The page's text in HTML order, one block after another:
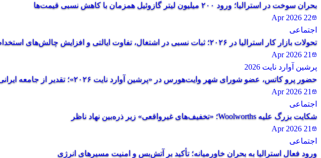
بحران سوخت در استرالیا؛ ورود ۲۰۰ میلیون لیتر گازوئیل همزمان با کاهش نسبی قیمت‌ها
22 Apr 2026
اجتماعی
تحولات بازار کار استرالیا در ۲۰۲۶؛ ثبات نسبی در اشتغال، تفاوت ایالتی و افزایش چالش‌های استخدام
21 Apr 2026
پرشین آوارد نایت 2026
حضور پرو کاتس، عضو شورای شهر وایت‌هورس در «پرشین آوارد نایت ۲۰۲۶»؛ تقدیر از جامعه ایرانی و تأکید بر همراهی با آنان
21 Apr 2026
اجتماعی
شکایت بزرگ علیه Woolworths؛ «تخفیف‌های غیرواقعی» زیر ذره‌بین نهاد ناظر
21 Apr 2026
اجتماعی
ورود فعال استرالیا به بحران خاورمیانه؛ تأکید بر آتش‌بس و امنیت مسیرهای انرژی